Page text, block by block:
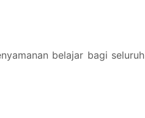
belajar bagi seluruh